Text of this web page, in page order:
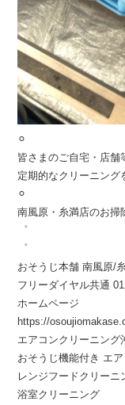
⚪︎
皆さまのご自宅・店舗
定期的なクリーニング
⚪︎
南風原・糸満店のお
゜
゜
おそうじ本舗 南風原/
フリーダイヤル共通
ホームページ
https://
エアコンクリーニング
おそうじ機能付き エ
レンジフードクリーニ
浴室クリーニング